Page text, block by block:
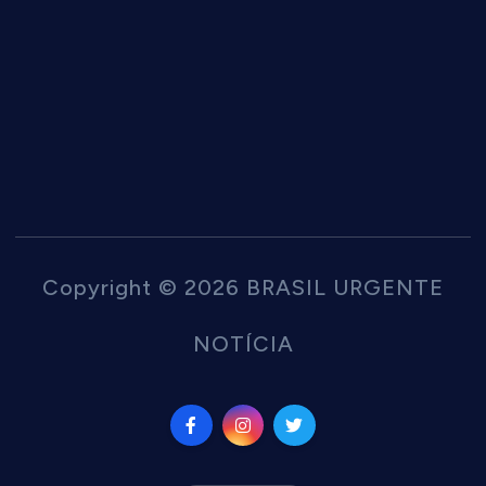
Copyright © 2026 BRASIL URGENTE
NOTÍCIA